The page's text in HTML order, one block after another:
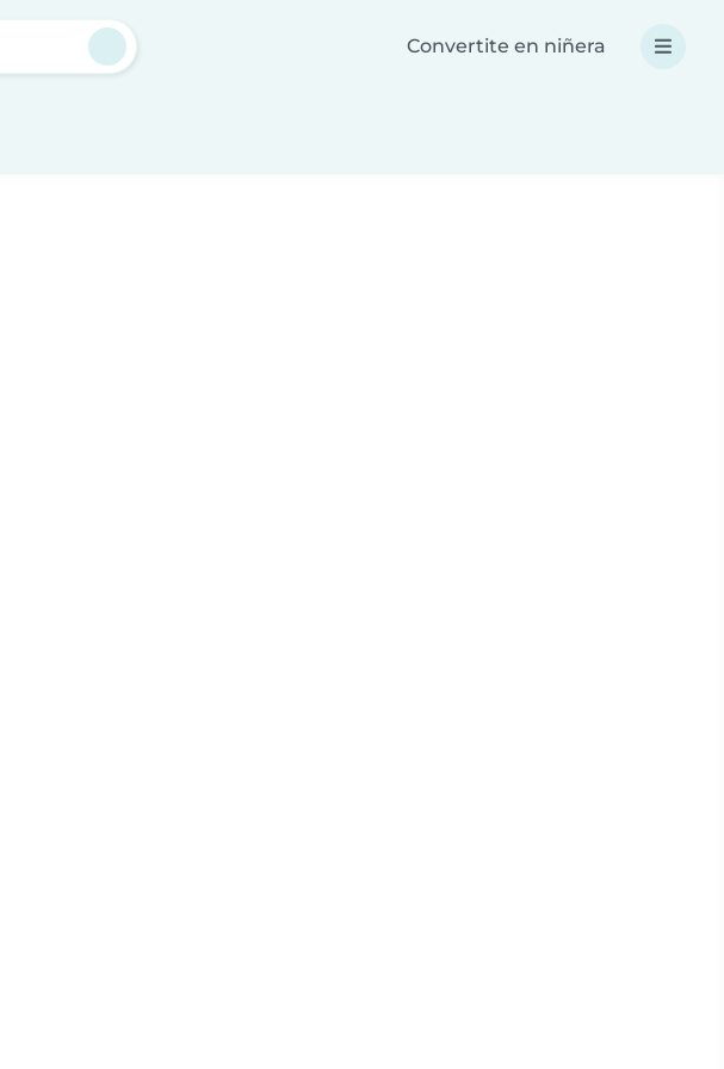
Convertite en niñera